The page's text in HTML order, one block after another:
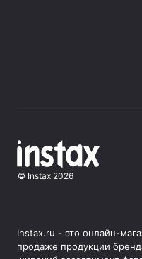
© Instax 2026
Instax.ru - это онлайн-
продаже продукции